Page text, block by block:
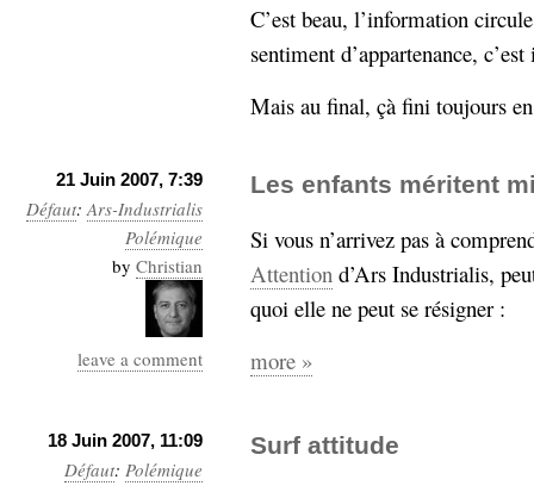
C’est beau, l’information
sentiment d’appartenance,
Mais au final, çà fini toujours
21 Juin 2007, 7:39
Défaut:Ars-Industrialis
Polémique
by Christian
leave a comment
Les enfants méritent
Si vous n’arrivez pas à
Attention d’Ars Industrialis,
quoi elle ne peut se résigner :
more »
18 Juin 2007, 11:09
Défaut: Polémique
Surf attitude